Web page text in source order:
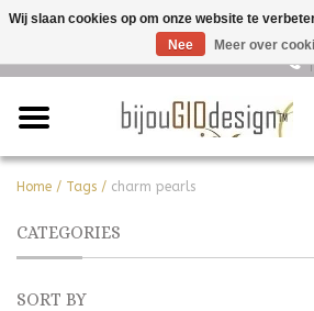
Home / Tags / charm pearls
CATEGORIES
SORT BY
Wij slaan cookies op om onze website te
Nee
Meer over